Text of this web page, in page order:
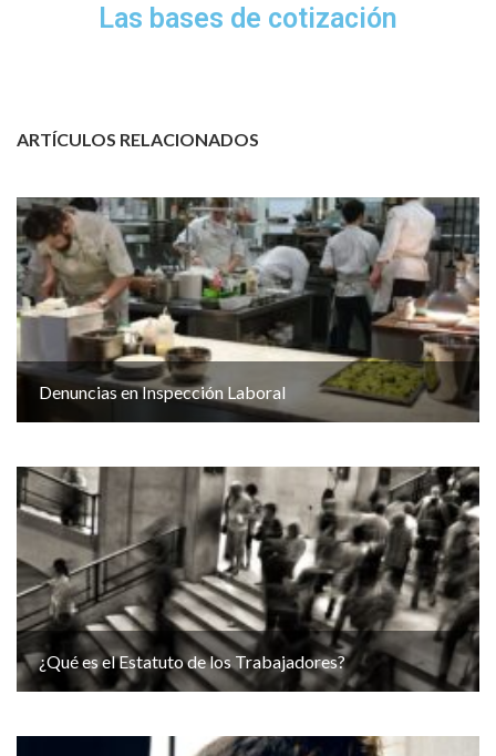
Las bases de cotización
ARTÍCULOS RELACIONADOS
Denuncias en Inspección Laboral
¿Qué es el Estatuto de los Trabajadores?